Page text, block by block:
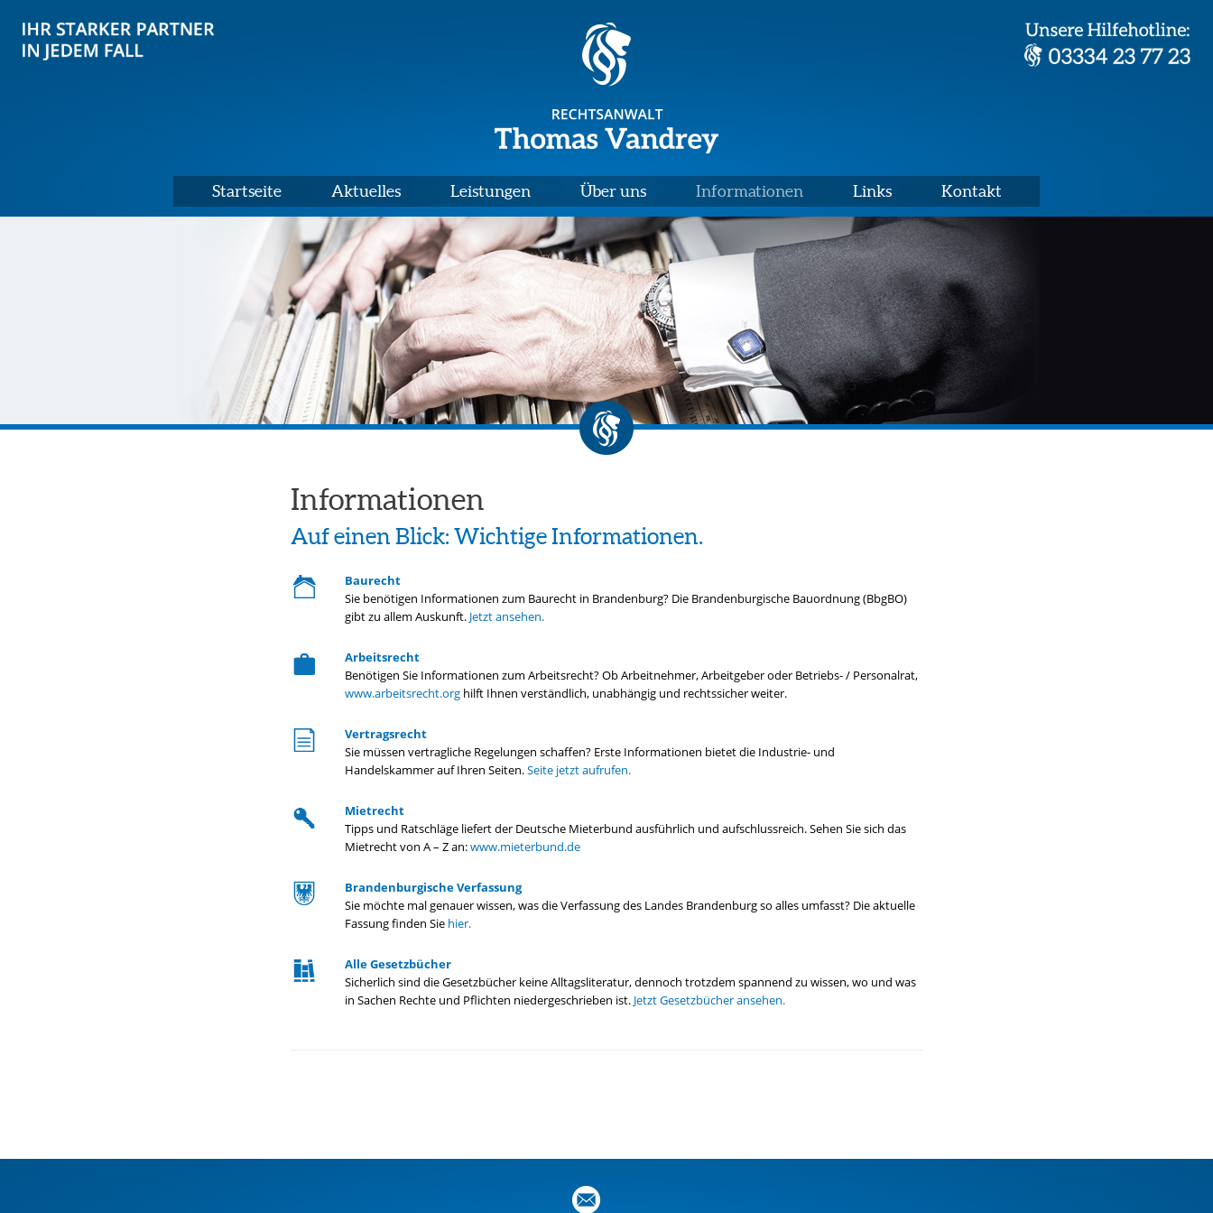
Startseite Aktuelles Leistungen Über uns Informationen Links Kontakt
Informationen
Auf einen Blick: Wichtige Informationen.
Baurecht
Sie benötigen Informationen zum Baurecht in Brandenburg? Die Brandenburgische Bauordnung (BbgBO)
gibt zu allem Auskunft. Jetzt ansehen.
Arbeitsrecht
Benötigen Sie Informationen zum Arbeitsrecht? Ob Arbeitnehmer, Arbeitgeber oder Betriebs- / Personalrat,
www.arbeitsrecht.org hilft Ihnen verständlich, unabhängig und rechtssicher weiter.
Vertragsrecht
Sie müssen vertragliche Regelungen schaffen? Erste Informationen bietet die Industrie- und
Handelskammer auf Ihren Seiten.Seite jetzt aufrufen.
Mietrecht
Tipps und Ratschläge liefert der Deutsche Mieterbund ausführlich und aufschlussreich. Sehen Sie sich das
Mietrecht von A – Z an:www.mieterbund.de
Brandenburgische Verfassung
Sie möchte mal genauer wissen, was die Verfassung des Landes Brandenburg so alles umfasst? Die aktuelle
Fassung finden Sie hier.
Alle Gesetzbücher
Sicherlich sind die Gesetzbücher keine Alltagsliteratur, dennoch trotzdem spannend zu wissen, wo und was
in Sachen Rechte und Pflichten niedergeschrieben ist. Jetzt Gesetzbücher ansehen.